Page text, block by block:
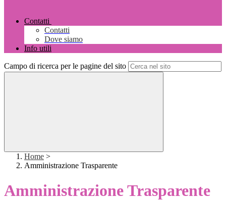
Contatti
Contatti
Dove siamo
Info utili
Campo di ricerca per le pagine del sito
Home >
Amministrazione Trasparente
Amministrazione Trasparente